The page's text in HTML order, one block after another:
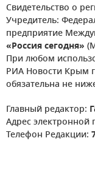
Свидетельство о
Учредитель:
предприятие
«Россия сегодня»
При любом
РИА Новости Крым
обязательна не
Главный редактор:
Адрес электронной
Телефон Редакции: